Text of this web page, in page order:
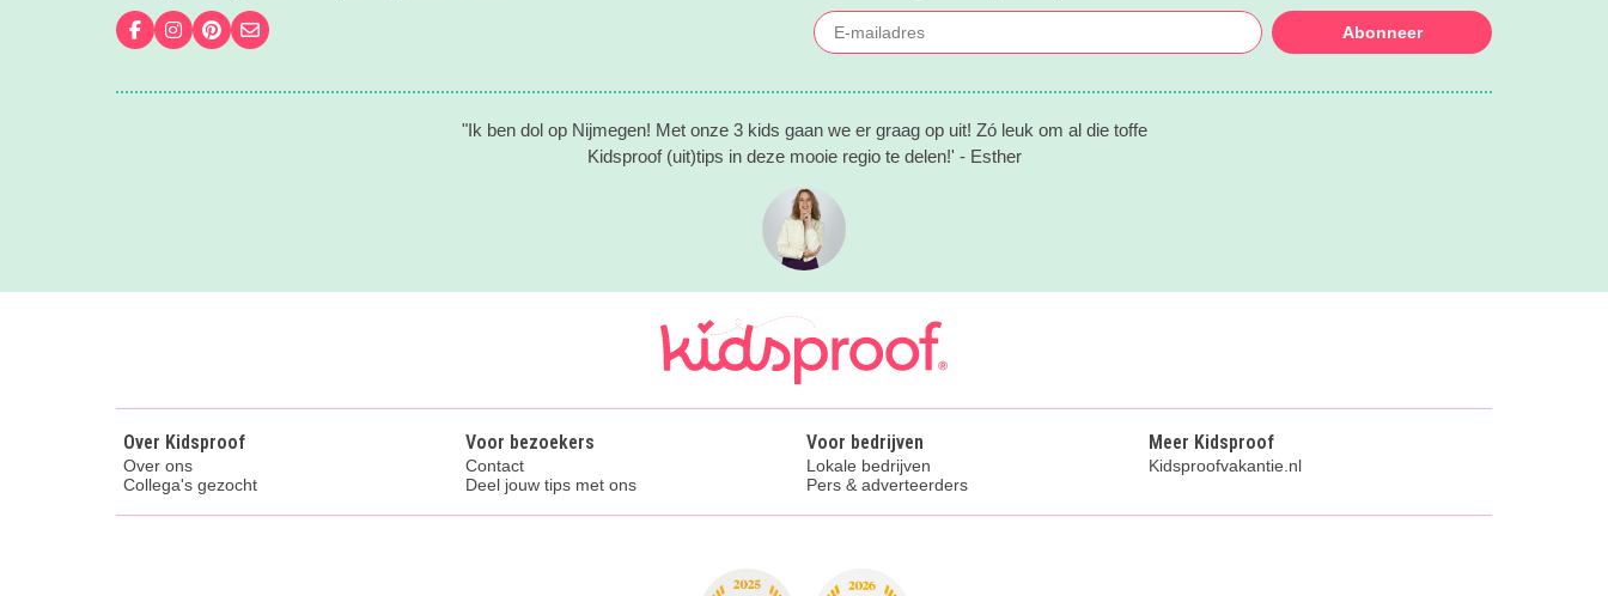
Volg ons op Facebook
Volg ons op Instagram
Volg ons op Pinterest
Mail ons Abonneer
"Ik ben dol op Nijmegen! Met onze 3 kids gaan we er graag op uit! Zó leuk om al die toffe
Kidsproof (uit)tips in deze mooie regio te delen!' - Esther
Over Kidsproof
Over ons
Collega's gezocht
Voor bezoekers
Contact
Deel jouw tips met ons
Voor bedrijven
Lokale bedrijven
Pers & adverteerders
Meer Kidsproof
Kidsproofvakantie.nl